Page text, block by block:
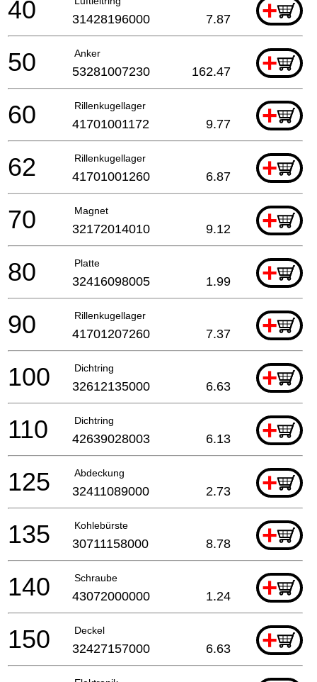
+
40 31428196000 7.87
Anker +
50 53281007230 162.47
Rillenkugellager +
60 41701001172 9.77
Rillenkugellager +
62 41701001260 6.87
Magnet +
70 32172014010 9.12
Platte +
80 32416098005 1.99
Rillenkugellager +
90 41701207260 7.37
Dichtring +
100 32612135000 6.63
Dichtring +
110 42639028003 6.13
Abdeckung +
125 32411089000 2.73
Kohlebürste +
135 30711158000 8.78
Schraube +
140 43072000000 1.24
Deckel +
150 32427157000 6.63